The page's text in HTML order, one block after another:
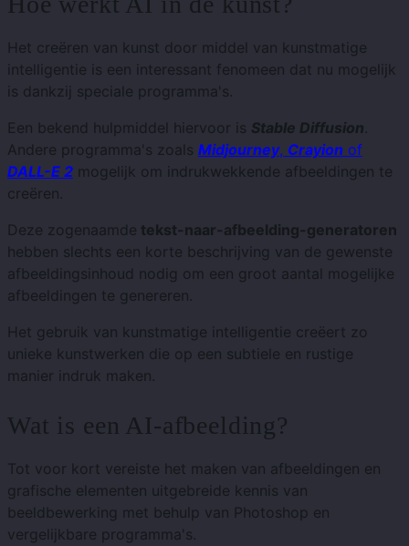
Het creëren van kunst door middel van kunstmatige
intelligentie is een interessant fenomeen dat nu mogelijk
is dankzij speciale programma's.
Een bekend hulpmiddel hiervoor is Stable Diffusion.
Andere programma's zoals Midjourney, Crayion of
DALL-E 2 mogelijk om indrukwekkende afbeeldingen te
creëren.
Deze zogenaamde tekst-naar-afbeelding-generatoren
hebben slechts een korte beschrijving van de gewenste
afbeeldingsinhoud nodig om een ​​groot aantal mogelijke
afbeeldingen te genereren.
Het gebruik van kunstmatige intelligentie creëert zo
unieke kunstwerken die op een subtiele en rustige
manier indruk maken.
Wat is een AI-afbeelding?
Tot voor kort vereiste het maken van afbeeldingen en
grafische elementen uitgebreide kennis van
beeldbewerking met behulp van Photoshop en
vergelijkbare programma's.